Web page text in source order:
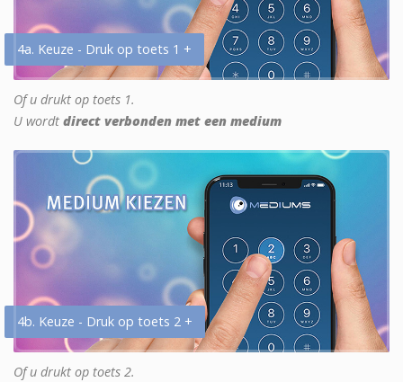
4a. Keuze - Druk op toets 1 +
Of u drukt op toets 1.
U wordt direct verbonden met een medium
4b. Keuze - Druk op toets 2 +
Of u drukt op toets 2.